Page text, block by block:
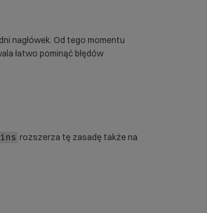
nagłówek. Od tego momentu
łatwo pominąć błędów
rozszerza tę zasadę także na